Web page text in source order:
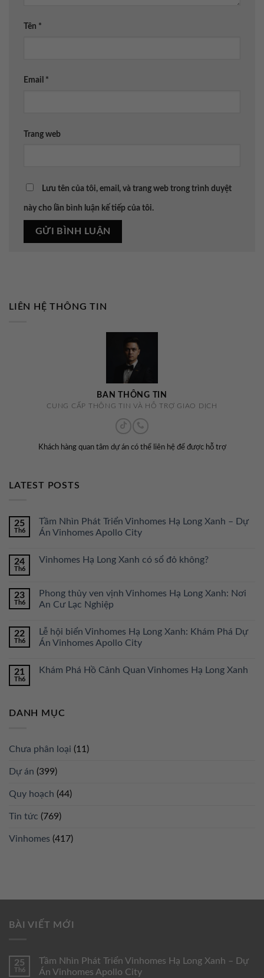
Tên *
Email *
Trang web
Lưu tên của tôi, email, và trang web trong trình duyệt
này cho lần bình luận kế tiếp của tôi.
LIÊN HỆ THÔNG TIN
BAN THÔNG TIN
CUNG CẤP THÔNG TIN VÀ HỖ TRỢ GIAO DỊCH
Khách hàng quan tâm dự án có thể liên hệ để được hỗ trợ
LATEST POSTS
25
Th6
Tầm Nhìn Phát Triển Vinhomes Hạ Long Xanh – Dự
Án Vinhomes Apollo City
24
Th6
Vinhomes Hạ Long Xanh có sổ đỏ không?
23
Th6
Phong thủy ven vịnh Vinhomes Hạ Long Xanh: Nơi
An Cư Lạc Nghiệp
22
Th6
Lễ hội biển Vinhomes Hạ Long Xanh: Khám Phá Dự
Án Vinhomes Apollo City
21
Th6
Khám Phá Hồ Cảnh Quan Vinhomes Hạ Long Xanh
DANH MỤC
Chưa phân loại (11)
Dự án (399)
Quy hoạch (44)
Tin tức (769)
Vinhomes (417)
BÀI VIẾT MỚI
25
Th6
Tầm Nhìn Phát Triển Vinhomes Hạ Long Xanh – Dự
Án Vinhomes Apollo City